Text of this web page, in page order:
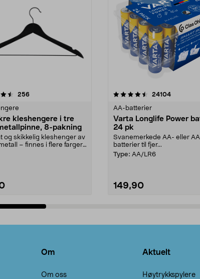
256anmeldelser
kleshengere i tre
8-pakning
og skikkelig kleshenger av
– finnes i flere farger.
4.5av 5 stjerner 24104
AA-batterier
Varta Longlife Power
24 pk
Svanemerkede AA- eller
batterier til fjer...
Type: AA/LR6
149,90
4.5av 5 stjerner
Om
Om oss
Aktuelt
Høytrykkspylere